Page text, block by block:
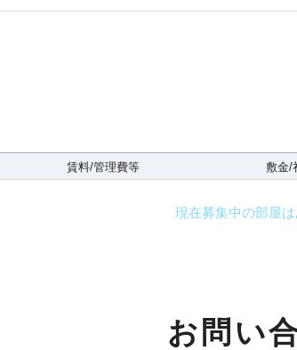
賃料/管理費等 敷金/
現在募集中の部屋
お問い